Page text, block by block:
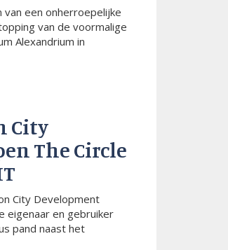
een onherroepelijke
van de voormalige
Alexandrium in
City
The Circle
City Development
eigenaar en gebruiker
pand naast het